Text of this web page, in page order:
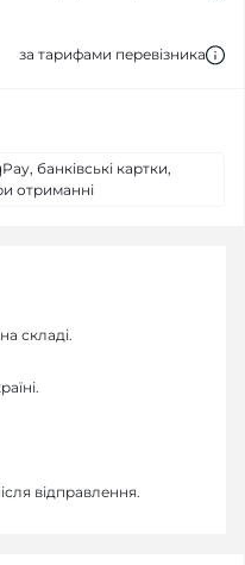
за тарифами перевізника
банківські картки,
отриманні
складі.
відправлення.